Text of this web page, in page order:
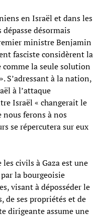
en Israël et dans les
désormais
ministre Benjamin
fasciste considèrent la
la seule solution
S’adressant à la nation,
à l’attaque
Israël « changerait le
nous ferons à nos
se répercutera sur eux
civils à Gaza est une
la bourgeoisie
visant à déposséder le
de ses propriétés et de
dirigeante assume une